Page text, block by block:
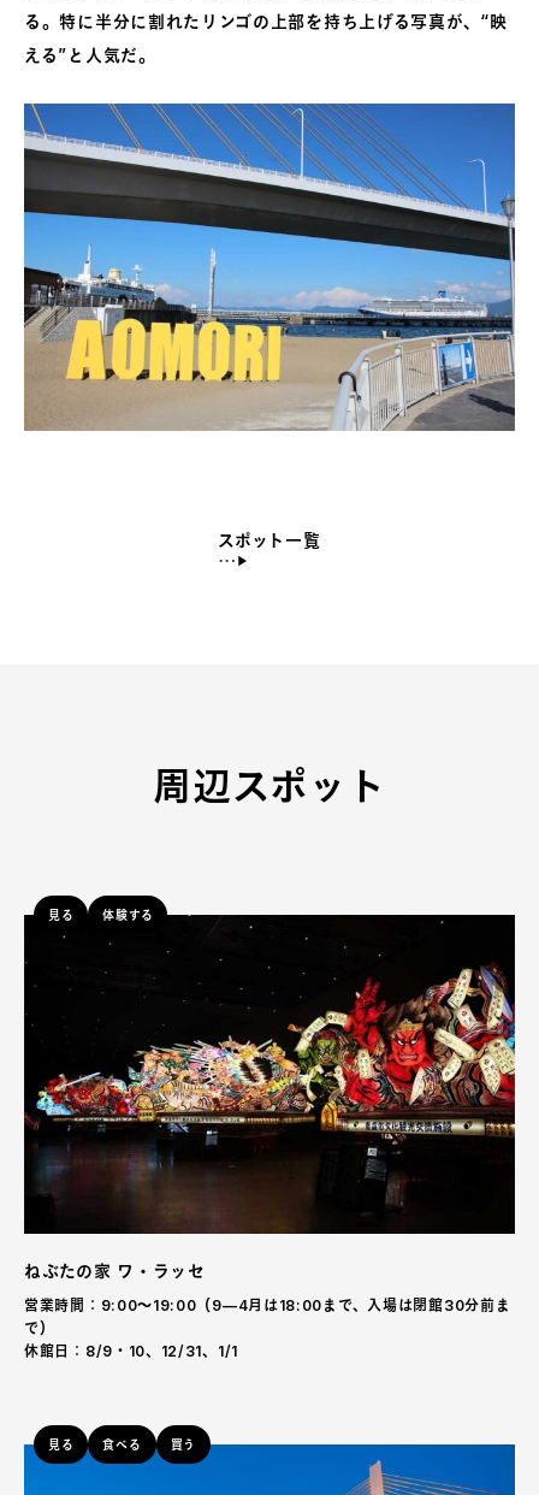
る。特に半分に割れたリンゴの上部を持ち上げる写真が、“映
える”と人気だ。
スポット一覧
周辺スポット
見る 体験する
ねぶたの家 ワ・ラッセ
営業時間：9:00〜19:00（9—4月は18:00まで、入場は閉館30分前ま
で）
休館日：8/9・10、12/31、1/1
見る 食べる 買う